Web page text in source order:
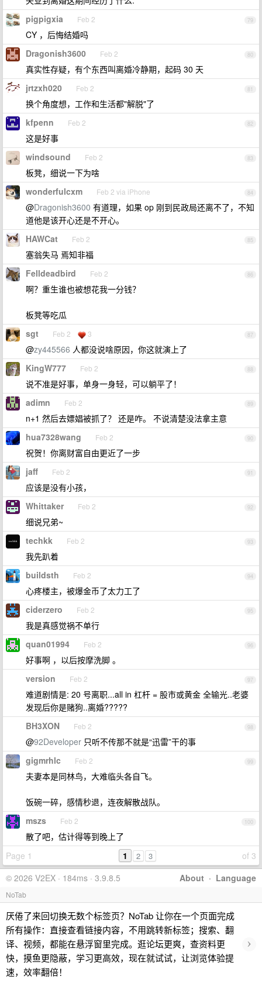
79
pigpigxia Feb 2
CY ，后悔结婚吗
80
Dragonish3600 Feb 2
真实性存疑，有个东西叫离婚冷静期，起码 30 天
81
jrtzxh020 Feb 2
换个角度想，工作和生活都"解脱"了
82
kfpenn Feb 2
这是好事
83
windsound Feb 2
板凳，细说一下为啥
84
wonderfulcxm Feb 2 via iPhone
@Dragonish3600 有道理，如果 op 刚到民政局还离不了，不知
道他是该开心还是不开心。
85
HAWCat Feb 2
塞翁失马 焉知非福
86
Felldeadbird Feb 2
啊？重生谁也被想花我一分钱？
板凳等吃瓜
87
sgt Feb 2 3
@zy445566 人都没说啥原因，你这就演上了
88
KingW777 Feb 2
说不准是好事，单身一身轻，可以躺平了！
89
adimn Feb 2
n+1 然后去嫖娼被抓了？ 还是咋。 不说清楚没法拿主意
90
hua7328wang Feb 2
祝贺！你离财富自由更近了一步
91
jaff Feb 2
应该是没有小孩，
92
Whittaker Feb 2
细说兄弟~
93
techkk Feb 2
我先趴着
94
buildsth Feb 2
心疼楼主，被爆金币了太力工了
95
ciderzero Feb 2
我是真感觉祸不单行
96
quan01994 Feb 2
好事啊 ，以后按摩洗脚 。
97
version Feb 2
难道剧情是: 20 号离职...all in 杠杆 = 股市或黄金 全输光..老婆
发现后你是赌狗..离婚?????
98
BH3XON Feb 2
@92Developer 只听不传那不就是“迅雷”干的事
99
gigmrhlc Feb 2
夫妻本是同林鸟，大难临头各自飞。
饭碗一碎，感情秒退，连夜解散战队。
100
mszs Feb 2
散了吧，估计得等到晚上了
Page 1
of 3
1 2 3
About · Language
© 2026 V2EX · 184ms · 3.9.8.5
NoTab
厌倦了来回切换无数个标签页？NoTab 让你在一个页面完成
所有操作：直接查看链接内容，不用跳转新标签；搜索、翻
译、视频，都能在悬浮窗里完成。逛论坛更爽，查资料更
快，摸鱼更隐蔽，学习更高效，现在就试试，让浏览体验提
速，效率翻倍！
›